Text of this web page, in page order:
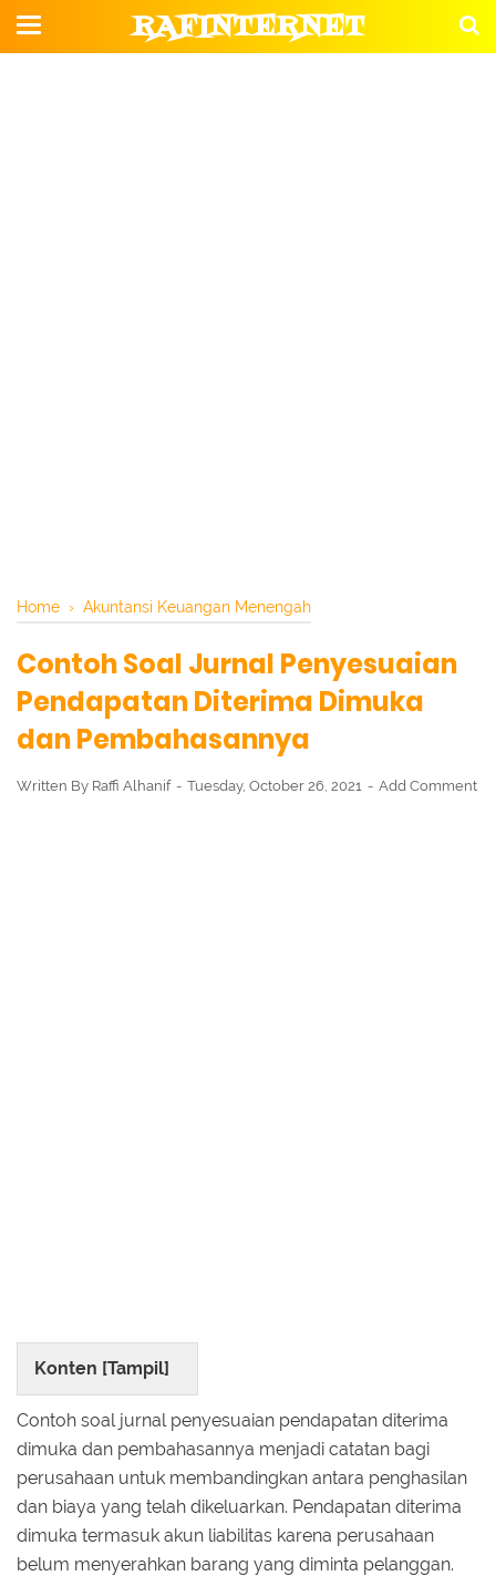
RAFINTERNET
Home › Akuntansi Keuangan Menengah
Contoh Soal Jurnal Penyesuaian
Pendapatan Diterima Dimuka
dan Pembahasannya
Written By Raffi Alhanif Tuesday, October 26, 2021 Add Comment
Konten [Tampil]
Contoh soal jurnal penyesuaian pendapatan diterima
dimuka dan pembahasannya menjadi catatan bagi
perusahaan untuk membandingkan antara penghasilan
dan biaya yang telah dikeluarkan. Pendapatan diterima
dimuka termasuk akun liabilitas karena perusahaan
belum menyerahkan barang yang diminta pelanggan.